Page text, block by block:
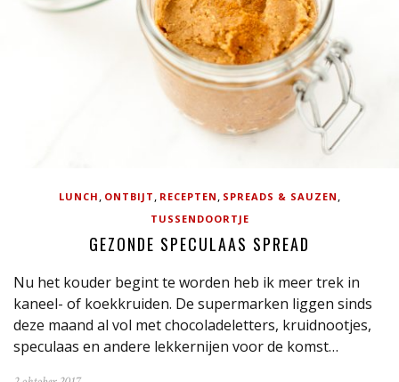
LUNCH , ONTBIJT , RECEPTEN , SPREADS & SAUZEN ,
TUSSENDOORTJE
GEZONDE SPECULAAS SPREAD
Nu het kouder begint te worden heb ik meer trek in
kaneel- of koekkruiden. De supermarken liggen sinds
deze maand al vol met chocoladeletters, kruidnootjes,
speculaas en andere lekkernijen voor de komst…